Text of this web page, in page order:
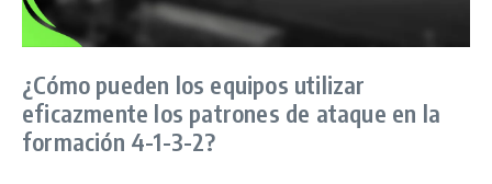
¿Cómo pueden los equipos utilizar
eficazmente los patrones de ataque en la
formación 4-1-3-2?